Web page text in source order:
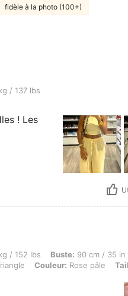
fidèle à la photo (100+)
Butter Yellow, Taille: M
/ 137 lbs
! Les
90 cm / 35 in, Taille: 69 cm / 27
/ 152 lbs Buste: 90 cm / 35 in
Couleur: Rose pâle